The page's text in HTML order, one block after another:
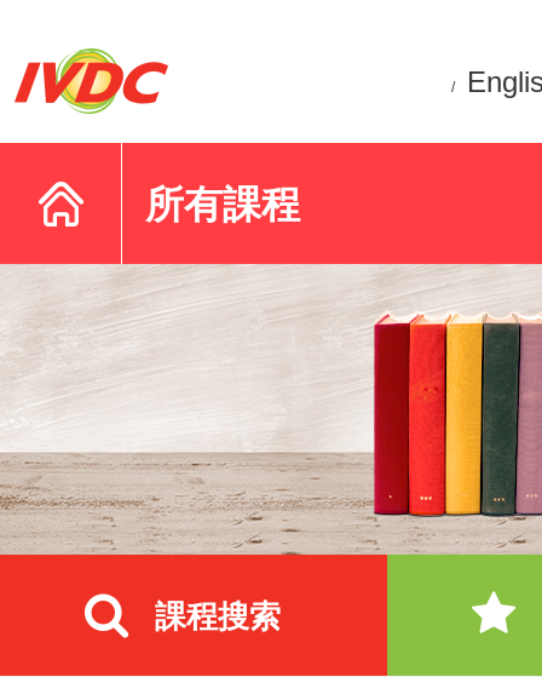
/
所有課程
課程搜索